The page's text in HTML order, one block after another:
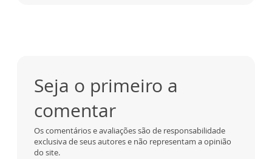
Seja o primeiro a
comentar
Os comentários e avaliações são de responsabilidade
exclusiva de seus autores e não representam a opinião
do site.